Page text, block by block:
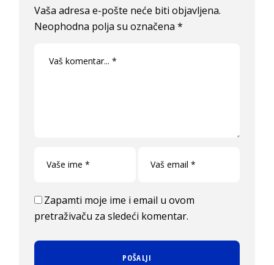
Vaša adresa e-pošte neće biti objavljena.
Neophodna polja su označena*
Zapamti moje ime i email u ovom
pretraživaču za sledeći komentar.